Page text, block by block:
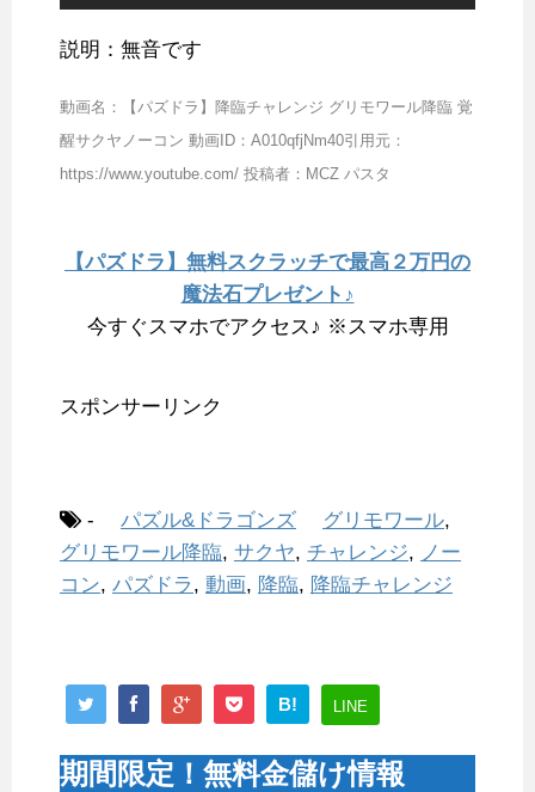
説明：無音です
動画名：【パズドラ】降臨チャレンジ グリモワール降臨 覚
醒サクヤノーコン 動画ID：A010qfjNm40引用元：
https://www.youtube.com/ 投稿者：MCZ パスタ
【パズドラ】無料スクラッチで最高２万円の
魔法石プレゼント♪
今すぐスマホでアクセス♪ ※スマホ専用
スポンサーリンク
- パズル&ドラゴンズ グリモワール,
グリモワール降臨, サクヤ, チャレンジ, ノー
コン, パズドラ , 動画, 降臨, 降臨チャレンジ
B! LINE
期間限定！無料金儲け情報